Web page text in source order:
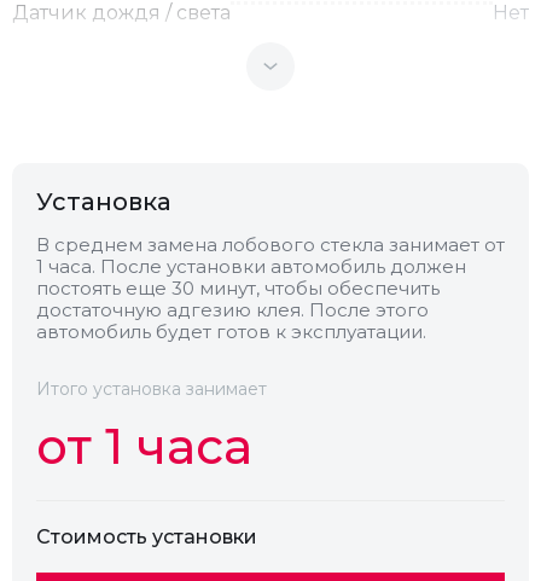
Датчик дождя / света Нет
Обогрев
Установка
В среднем замена лобового стекла занимает от
1 часа. После установки автомобиль должен
постоять еще 30 минут, чтобы обеспечить
достаточную адгезию клея. После этого
автомобиль будет готов к эксплуатации.
Итого установка занимает
от 1 часа
Стоимость установки